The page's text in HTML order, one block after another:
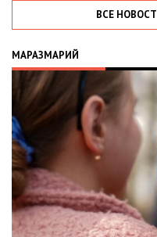
ВСЕ
МАРАЗМАРИЙ